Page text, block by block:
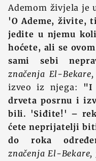
Ademom živjela je
'O Ademe, živite,
jedite u njemu
hoćete, ali se
sami sebi
značenja El-Bekare,
izveo iz njega: "I
drveta posrnu i
bili. 'Siđite!' –
ćete neprijatelji
do roka
značenja El-Bekare,